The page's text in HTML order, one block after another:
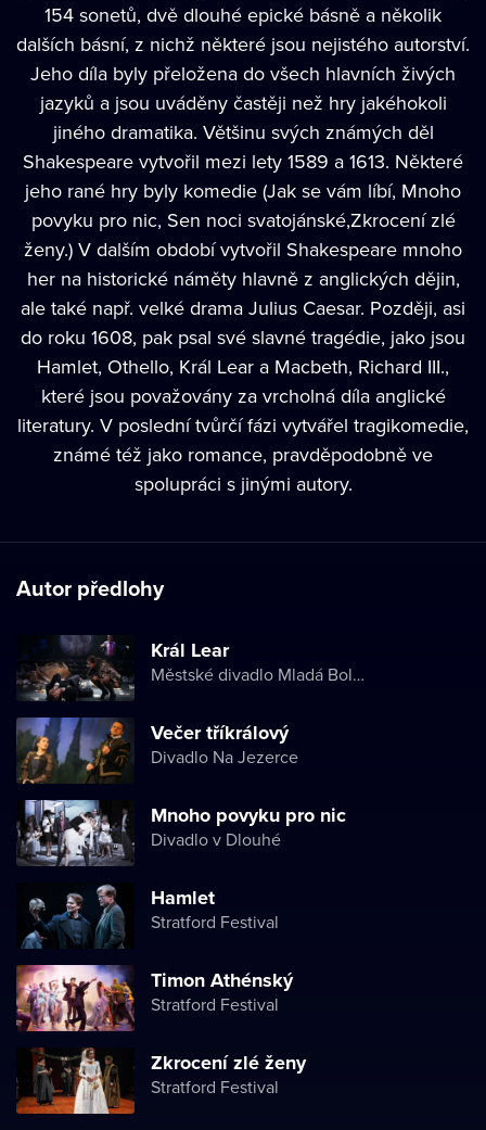
154 sonetů, dvě dlouhé epické básně a několik
dalších básní, z nichž některé jsou nejistého autorství.
Jeho díla byly přeložena do všech hlavních živých
jazyků a jsou uváděny častěji než hry jakéhokoli
jiného dramatika. Většinu svých známých děl
Shakespeare vytvořil mezi lety 1589 a 1613. Některé
jeho rané hry byly komedie (Jak se vám líbí, Mnoho
povyku pro nic, Sen noci svatojánské,Zkrocení zlé
ženy.) V dalším období vytvořil Shakespeare mnoho
her na historické náměty hlavně z anglických dějin,
ale také např. velké drama Julius Caesar. Později, asi
do roku 1608, pak psal své slavné tragédie, jako jsou
Hamlet, Othello, Král Lear a Macbeth, Richard III.,
které jsou považovány za vrcholná díla anglické
literatury. V poslední tvůrčí fázi vytvářel tragikomedie,
známé též jako romance, pravděpodobně ve
spolupráci s jinými autory.
Autor předlohy
Král Lear
Městské divadlo Mladá Boleslav
Večer tříkrálový
Divadlo Na Jezerce
Mnoho povyku pro nic
Divadlo v Dlouhé
Hamlet
Stratford Festival
Timon Athénský
Stratford Festival
Zkrocení zlé ženy
Stratford Festival